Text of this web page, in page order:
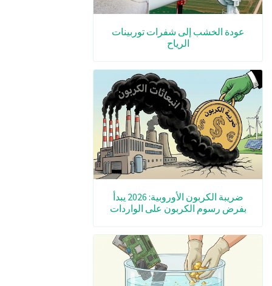
عودة الخشب إلى شفرات توربينات
الرياح
ضريبة الكربون الأوروبية: 2026 يبدأ
بفرض رسوم الكربون على الواردات